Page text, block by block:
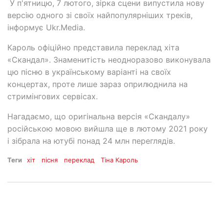
У п'ятницю, 7 лютого, зірка сцени випустила нову
версію одного зі своїх найпопулярніших треків,
інформує Ukr.Media.
Кароль офіційно представила переклад хіта
«Скандал». Знаменитість неодноразово виконувала
цю пісню в українському варіанті на своїх
концертах, проте лише зараз оприлюднила на
стримінгових сервісах.
Нагадаємо, що оригінальна версія «Скандалу»
російською мовою вийшла ще в лютому 2021 року
і зібрала на ютубі понад 24 млн переглядів.
Теги хіт пісня переклад Тіна Кароль